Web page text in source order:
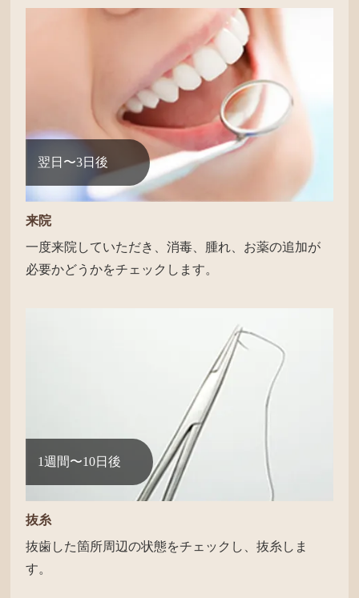
翌日〜3日後
来院
一度来院していただき、消毒、腫れ、お薬の追加が
必要かどうかをチェックします。
1週間〜10日後
抜糸
抜歯した箇所周辺の状態をチェックし、抜糸しま
す。